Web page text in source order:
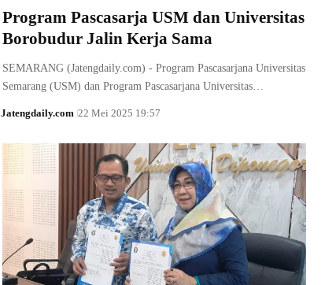
Program Pascasarja USM dan Universitas
Borobudur Jalin Kerja Sama
SEMARANG (Jatengdaily.com) - Program Pascasarjana Universitas
Semarang (USM) dan Program Pascasarjana Universitas…
Jatengdaily.com 22 Mei 2025 19:57